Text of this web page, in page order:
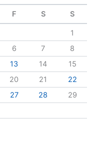
F S S
1
6 7
8
13 14
15
20 21
22
27 28
29